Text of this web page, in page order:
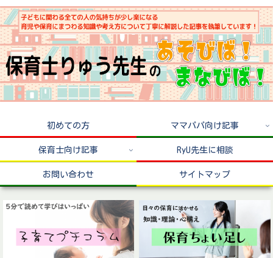
初めての方 ママパパ向け記事
保育士向け記事 RyU先生に相談
お問い合わせ サイトマップ